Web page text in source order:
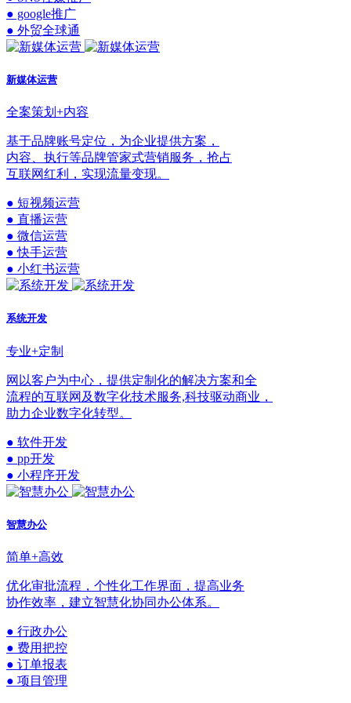
● google推广
● 外贸全球通
新媒体运营
全案策划+内容
基于品牌账号定位，为企业提供方案，
内容、执行等品牌管家式营销服务，抢占
互联网红利，实现流量变现。
● 短视频运营
● 直播运营
● 微信运营
● 快手运营
● 小红书运营
系统开发
专业+定制
网以客户为中心，提供定制化的解决方案和全
流程的互联网及数字化技术服务,科技驱动商业，
助力企业数字化转型。
● 软件开发
● pp开发
● 小程序开发
智慧办公
简单+高效
优化审批流程，个性化工作界面，提高业务
协作效率，建立智慧化协同办公体系。
● 行政办公
● 费用把控
● 订单报表
● 项目管理